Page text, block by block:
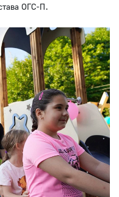
ОГС-П.